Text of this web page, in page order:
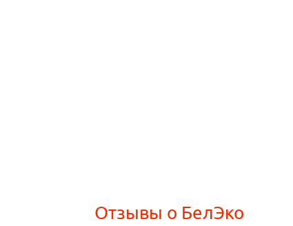
Отзывы о БелЭко